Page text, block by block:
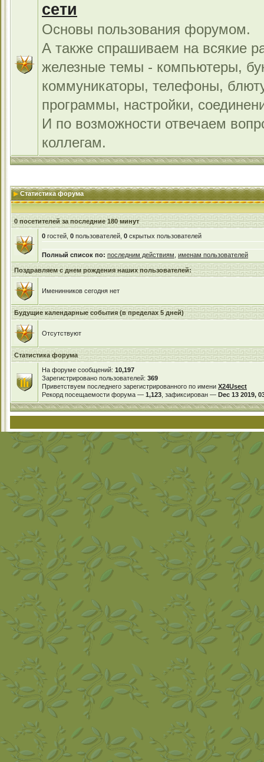
сети
Основы пользования форумом.
А также спрашиваем на всякие
железные темы - компьютеры,
коммуникаторы, телефоны,
программы, настройки,
И по возможности отвечаем
коллегам.
Статистика форума
0 посетителей за последние 180 минут
0 гостей, 0 пользователей, 0 скрытых пользователей
Полный список по: последним действиям именам пользователей
Поздравляем с днем рождения наших пользователей:
Именинников сегодня нет
Будущие календарные события (в пределах 5 дней)
Отсутствуют
Статистика форума
На форуме сообщений: 10,197
Зарегистрировано пользователей: 369
Приветствуем последнего зарегистрированного по имени X24Usect
Рекорд посещаемости форума — 1,123 , зафиксирован — Dec 13 2019,